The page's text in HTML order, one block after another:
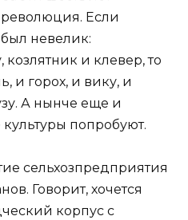
Если
невелик:
и клевер, то
и горох, и вику, и
А нынче еще и
попробуют.
сельхозпредприятия
Говорит, хочется
корпус с